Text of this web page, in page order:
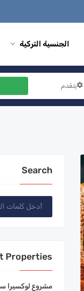
الجنسية التركية
يتقدم
Search
Properties.
مشروع لوكسيرا